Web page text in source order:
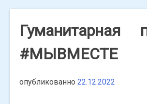
Гуманитарная
#МЫВМЕСТЕ
опубликованно 22.12.2022